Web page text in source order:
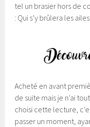
tel un brasier hors de
: Qui s’y brûlera les
Acheté en avant
de suite mais je n’ai
choisi cette lecture,
passer un moment,